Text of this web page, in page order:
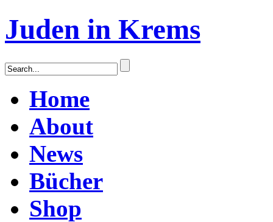
Juden in Krems
Home
About
News
Bücher
Shop